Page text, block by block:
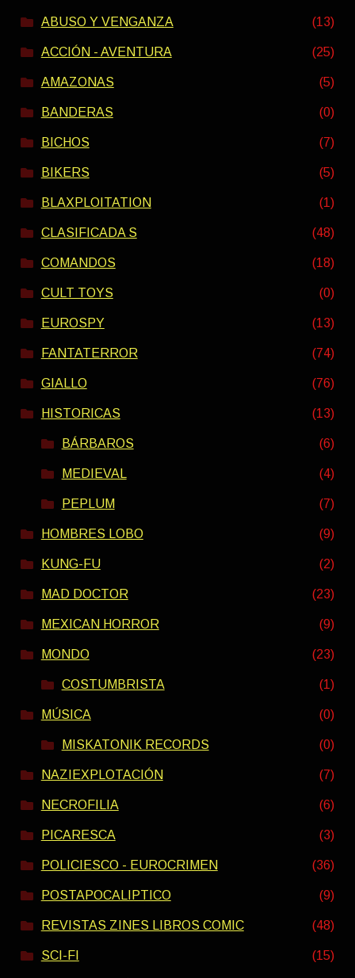
ABUSO Y VENGANZA (13)
ACCIÓN - AVENTURA (25)
AMAZONAS (5)
BANDERAS (0)
BICHOS (7)
BIKERS (5)
BLAXPLOITATION (1)
CLASIFICADA S (48)
COMANDOS (18)
CULT TOYS (0)
EUROSPY (13)
FANTATERROR (74)
GIALLO (76)
HISTORICAS (13)
BÁRBAROS (6)
MEDIEVAL (4)
PEPLUM (7)
HOMBRES LOBO (9)
KUNG-FU (2)
MAD DOCTOR (23)
MEXICAN HORROR (9)
MONDO (23)
COSTUMBRISTA (1)
MÚSICA (0)
MISKATONIK RECORDS (0)
NAZIEXPLOTACIÓN (7)
NECROFILIA (6)
PICARESCA (3)
POLICIESCO - EUROCRIMEN (36)
POSTAPOCALIPTICO (9)
REVISTAS ZINES LIBROS COMIC (48)
SCI-FI (15)